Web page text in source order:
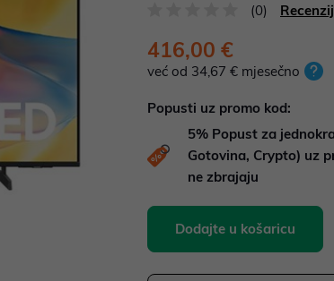
(0)
416,00 €
već od 34,67 € mjesečno
Popusti uz promo kod:
5% Popust za
Gotovina, Crypto) uz
ne zbrajaju
Dodajte u košaricu